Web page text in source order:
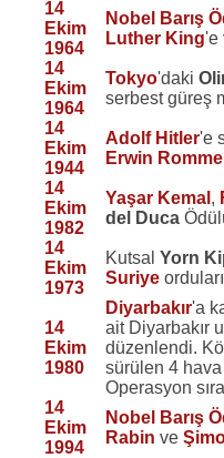
14
Ekim
1964
Nobel Barış
Luther King'e
14
Ekim
1964
Tokyo'daki
serbest güreş
14
Ekim
1944
Adolf Hitler'e
Erwin Rommel
14
Ekim
1982
Yaşar Kemal ,
del Duca
14
Ekim
1973
KutsalYorn
Suriye orduları
14
Ekim
1980
Diyarbakır'a
ait Diyarbakır
düzenlendi.
sürülen 4 hava
Operasyon
14
Ekim
1994
Nobel Barış
Rabin ve